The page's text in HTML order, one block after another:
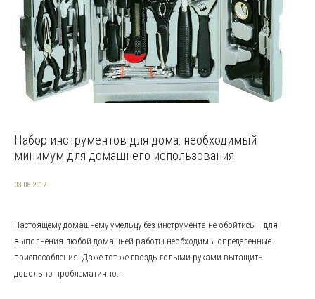
Набор инструментов для дома: необходимый
минимум для домашнего использования
03.08.2017
Настоящему домашнему умельцу без инструмента не обойтись – для
выполнения любой домашней работы необходимы определенные
приспособления. Даже тот же гвоздь голыми руками вытащить
довольно проблематично...